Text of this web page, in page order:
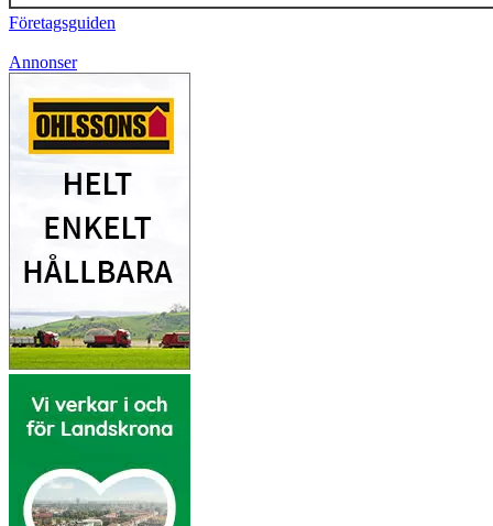
Företagsguiden
Annonser